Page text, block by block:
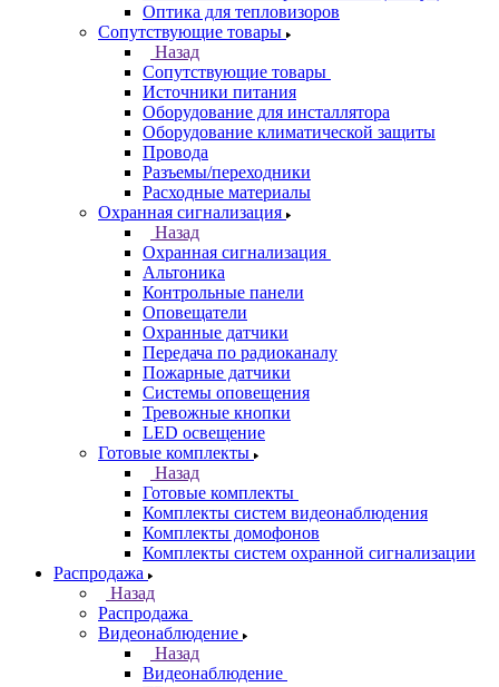
Оптика для тепловизоров
Сопутствующие товары
Назад
Сопутствующие товары
Источники питания
Оборудование для инсталлятора
Оборудование климатической защиты
Провода
Разъемы/переходники
Расходные материалы
Охранная сигнализация
Назад
Охранная сигнализация
Альтоника
Контрольные панели
Оповещатели
Охранные датчики
Передача по радиоканалу
Пожарные датчики
Системы оповещения
Тревожные кнопки
LED освещение
Готовые комплекты
Назад
Готовые комплекты
Комплекты систем видеонаблюдения
Комплекты домофонов
Комплекты систем охранной сигнализации
Распродажа
Назад
Распродажа
Видеонаблюдение
Назад
Видеонаблюдение